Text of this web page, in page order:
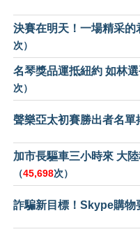
決賽在明天！一場精采的
次）
名琴獎品運抵紐約 如林
次）
聲樂亞太初賽勝出者名單
加市長驅車三小時來 大
（45,698次）
詐騙新目標！Skype購物